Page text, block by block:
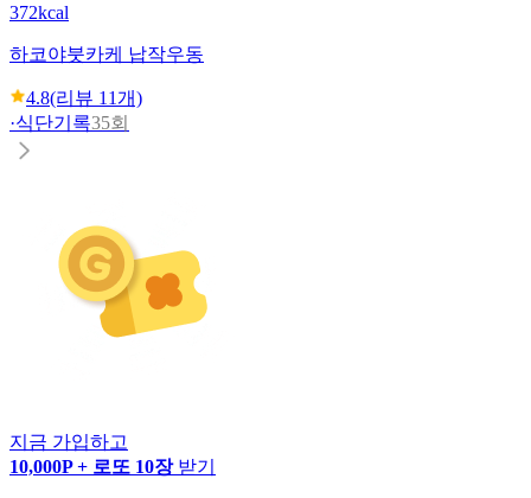
372kcal
하코야붓카케 납작우동
4.8(리뷰 11개)
·식단기록35회
지금 가입하고
10,000P + 로또 10장 받기